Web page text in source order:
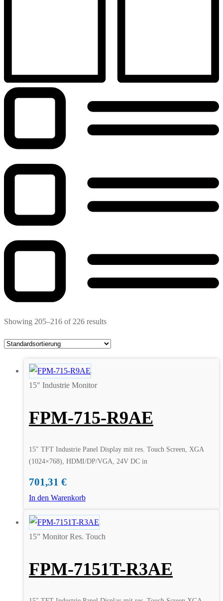
Showing 205–216 of 226 results
15" Industrie Monitor
FPM-715-R9AE
15″ TFT Industrie Panel Display mit res. Touch Screen, XGA
(1024×768), HDMI/DP/VGA, 24V DC in
701,31 €
In den Warenkorb
15” Monitor Res. Touch
FPM-7151T-R3AE